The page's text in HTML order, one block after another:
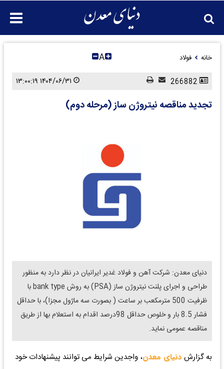
خانه فولاد A
تجدید مناقصه نیتروژن ساز (مرحله دوم)
دنیای معدن: شرکت آهن و فولاد غدیر ایرانیان در نظر دارد به منظور
طراحی و اجرای پلنت نیتروژن ساز (PSA) به روش bank type با
ظرفیت 500 مترمکعب بر ساعت ( بصورت سه ماژول مجزا)، با حداقل
فشار 8.5 بار و خلوص حداقل 98درصد اقدام به استعلام بها از طریق
مناقصه عمومی نماید.
به گزارش دنیای معدن، واجدین شرایط می توانند پیشنهادات خود